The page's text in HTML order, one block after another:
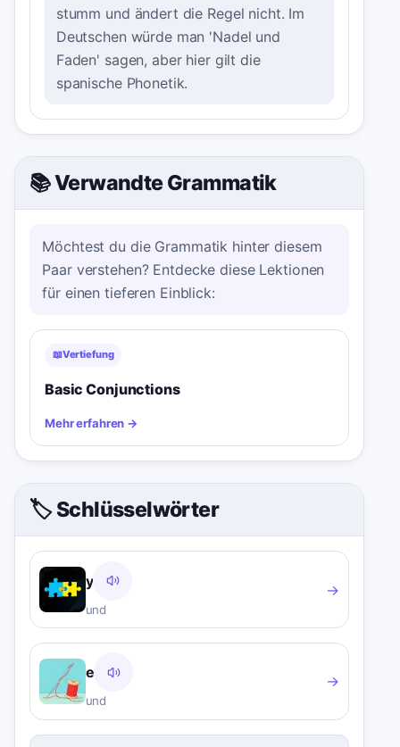
stumm und ändert die Regel nicht. Im
Deutschen würde man 'Nadel und
Faden' sagen, aber hier gilt die
spanische Phonetik.
📚 Verwandte Grammatik
Möchtest du die Grammatik hinter diesem
Paar verstehen? Entdecke diese Lektionen
für einen tieferen Einblick:
📖Vertiefung
Basic Conjunctions
Mehr erfahren →
🏷️ Schlüsselwörter
y
und
→
e
und
→